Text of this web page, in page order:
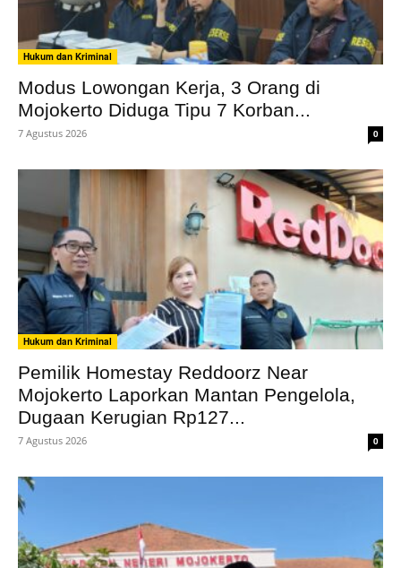
Hukum dan Kriminal
Modus Lowongan Kerja, 3 Orang di
Mojokerto Diduga Tipu 7 Korban...
7 Agustus 2026 0
Hukum dan Kriminal
Pemilik Homestay Reddoorz Near
Mojokerto Laporkan Mantan Pengelola,
Dugaan Kerugian Rp127...
7 Agustus 2026 0